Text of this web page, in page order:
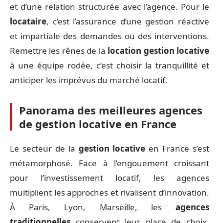
et d’une relation structurée avec l’agence. Pour le
locataire, c’est l’assurance d’une gestion réactive
et impartiale des demandes ou des interventions.
Remettre les rênes de la location gestion locative
à une équipe rodée, c’est choisir la tranquillité et
anticiper les imprévus du marché locatif.
Panorama des meilleures agences
de gestion locative en France
Le secteur de la gestion locative en France s’est
métamorphosé. Face à l’engouement croissant
pour l’investissement locatif, les agences
multiplient les approches et rivalisent d’innovation.
À Paris, Lyon, Marseille, les agences